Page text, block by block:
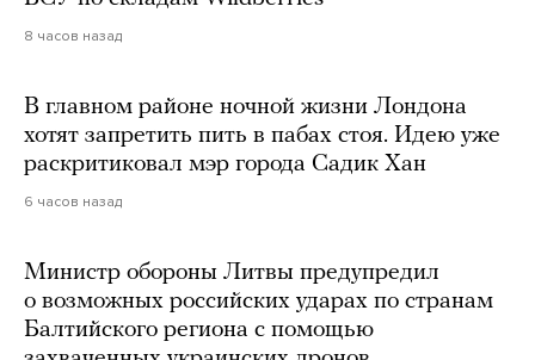
8 часов назад
В главном районе ночной жизни Лондона
хотят запретить пить в пабах стоя. Идею уже
раскритиковал мэр города Садик Хан
6 часов назад
Министр обороны Литвы предупредил
о возможных российских ударах по странам
Балтийского региона с помощью